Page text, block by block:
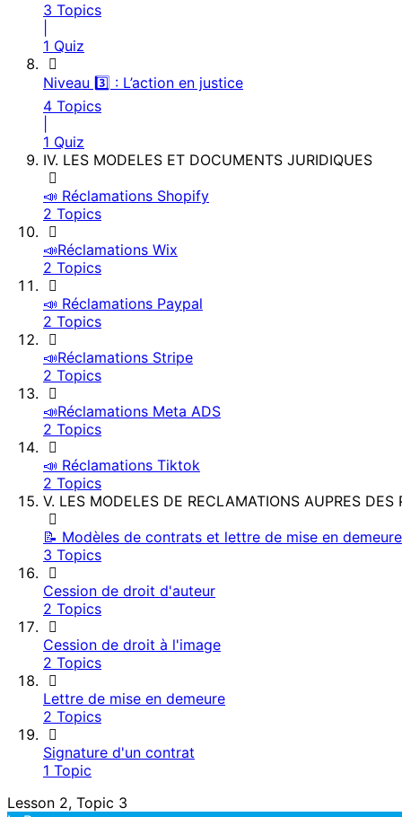
3 Topics
1 Quiz
Niveau 3️⃣ : L’action en justice
4 Topics
1 Quiz
IV. LES MODELES ET DOCUMENTS JURIDIQUES
📣 Réclamations Shopify
2 Topics
📣Réclamations Wix
2 Topics
📣 Réclamations Paypal
2 Topics
📣Réclamations Stripe
2 Topics
📣Réclamations Meta ADS
2 Topics
📣 Réclamations Tiktok
2 Topics
V. LES MODELES DE RECLAMATIONS AUPRES DES
📝 Modèles de contrats et lettre de mise en demeure
3 Topics
Cession de droit d'auteur
2 Topics
Cession de droit à l'image
2 Topics
Lettre de mise en demeure
2 Topics
Signature d'un contrat
1 Topic
Lesson 2, Topic 3